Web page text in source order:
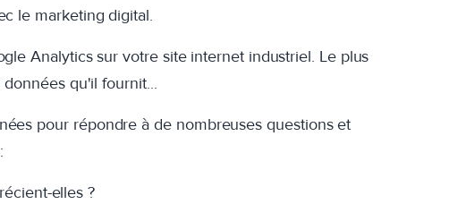
le marketing digital.
Analytics sur votre site internet industriel. Le plus
qu'il fournit...
pour répondre à de nombreuses questions et
elles ?